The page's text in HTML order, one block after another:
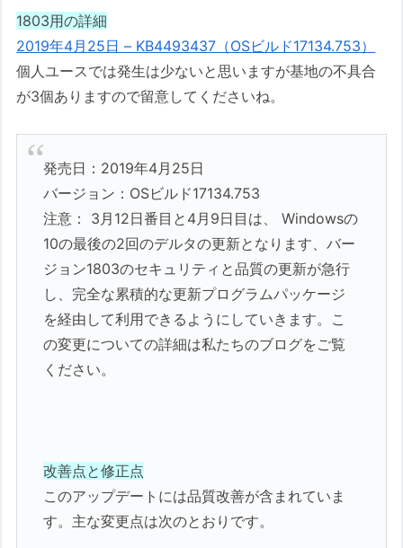
1803用の詳細
2019年4月25日 – KB4493437（OSビルド17134.753）
個人ユースでは発生は少ないと思いますが基地の不具合
が3個ありますので留意してくださいね。
発売日：2019年4月25日
バージョン：OSビルド17134.753
注意： 3月12日番目と4月9日目は、 Windowsの
10の最後の2回のデルタの更新となります、バー
ジョン1803のセキュリティと品質の更新が急行
し、完全な累積的な更新プログラムパッケージ
を経由して利用できるようにしていきます。こ
の変更についての詳細は私たちのブログをご覧
ください。
改善点と修正点
このアップデートには品質改善が含まれていま
す。主な変更点は次のとおりです。